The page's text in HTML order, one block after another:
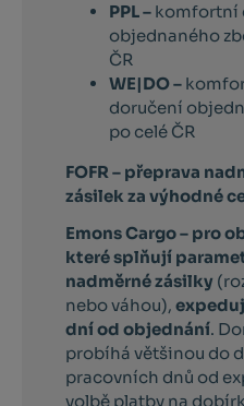
PPL – komfortní
objednaného
ČR
WE|DO –
doručení
po celé ČR
FOFR – přeprava
zásilek za výhodné
Emons Cargo – pro
které splňují
nadměrné zásilky
nebo váhou),
dní od objednání.
probíhá většinou do
pracovních dnů od
volbě platby na